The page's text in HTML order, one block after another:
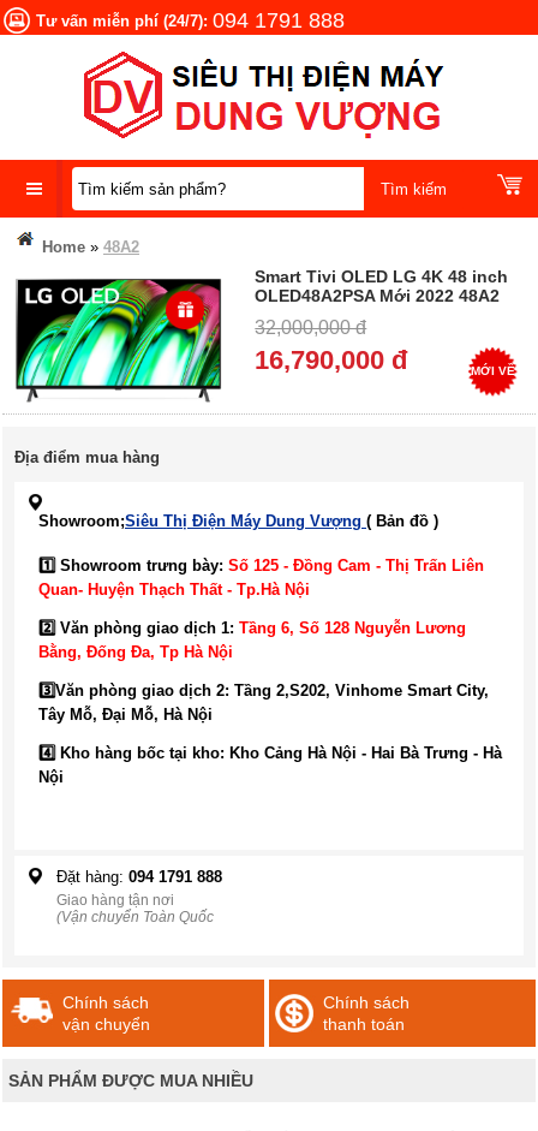
Tư vấn miễn phí (24/7): 094 1791 888
DANH
MỤC
SẢN
PHẨM
Home » 48A2
Smart Tivi OLED LG 4K 48 inch
OLED48A2PSA Mới 2022 48A2
Trả góp 0%
32,000,000 đ
16,790,000 đ MỚI VỀ
Địa điểm mua hàng
Showroom;Siêu Thị Điện Máy Dung Vượng ( Bản đồ )
1️⃣ Showroom trưng bày: Số 125 - Đồng Cam - Thị Trấn Liên
Quan- Huyện Thạch Thất - Tp.Hà Nội
2️⃣ Văn phòng giao dịch 1: Tầng 6, Số 128 Nguyễn Lương
Bằng, Đống Đa, Tp Hà Nội
3️⃣Văn phòng giao dịch 2: Tầng 2,S202, Vinhome Smart City,
Tây Mỗ, Đại Mỗ, Hà Nội
4️⃣ Kho hàng bốc tại kho: Kho Cảng Hà Nội - Hai Bà Trưng - Hà
Nội
Đặt hàng: 094 1791 888
Giao hàng tận nơi
(Vận chuyển Toàn Quốc
Chính sách
vận chuyển
Chính sách
thanh toán
SẢN PHẨM ĐƯỢC MUA NHIỀU